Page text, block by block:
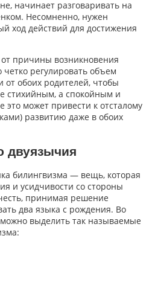
начинает разговаривать на
Несомненно, нужен
ход действий для достижения
причины возникновения
регулировать объем
обоих родителей, чтобы
стихийным, а спокойным и
может привести к отсталому
развитию даже в обоих
двуязычия
билингвизма — вещь, которая
и усидчивости со стороны
принимая решение
два языка с рождения. Во
выделить так называемые